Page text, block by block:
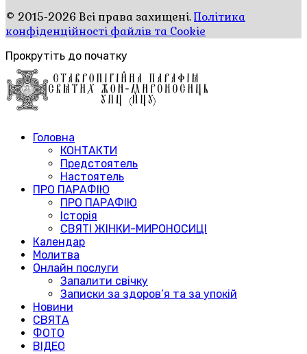
© 2015-2026 Всі права захищені.Політика
конфіденційності файлів та Cookie
Прокрутіть до початку
Головна
КОНТАКТИ
Предстоятель
Настоятель
ПРО ПАРАФІЮ
ПРО ПАРАФІЮ
Історія
СВЯТІ ЖІНКИ-МИРОНОСИЦІ
Календар
Молитва
Онлайн послуги
Запалити свічку
Записки за здоров’я та за упокій
Новини
СВЯТА
ФОТО
ВІДЕО